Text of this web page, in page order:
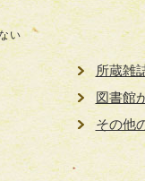
い
所蔵雑
図書館
その他